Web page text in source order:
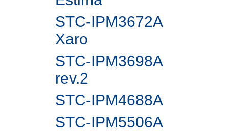
STC-IPM3672A
Xaro
STC-IPM3698A
rev.2
STC-IPM4688A
STC-IPM5506A